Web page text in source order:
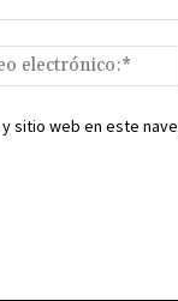
sitio web en este